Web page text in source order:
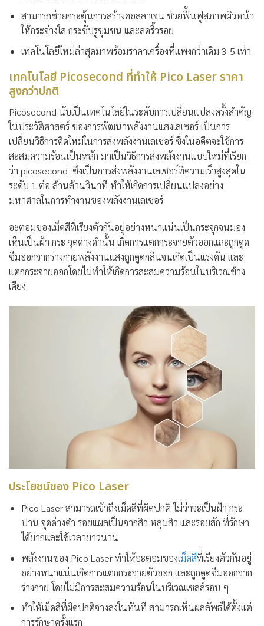
สามารถช่วยกระตุ้นการสร้างคอลลาเจน ช่วยฟื้นฟูสภาพผิวหน้า
ให้กระจ่างใส กระชับรูขุมขน และลดริ้วรอย
เทคโนโลยีใหม่ล่าสุดมาพร้อมราคาเครื่องที่แพงกว่าเดิม 3-5 เท่า
เทคโนโลยี Picosecond ที่ทำให้ Pico Laser ราคา
สูงกว่าปกติ
Picosecond นับเป็นเทคโนโลยีในระดับการเปลี่ยนแปลงครั้งสำคัญ
ในประวัติศาสตร์ ของการพัฒนาพลังงานแสงเลเซอร์ เป็นการ
เปลี่ยนวิธีการคิดใหม่ในการส่งพลังงานเลเซอร์ ซึ่งในอดีตจะใช้การ
สะสมความร้อนเป็นหลัก มาเป็นวิธีการส่งพลังงานแบบใหม่ที่เรียก
ว่า picosecond ซึ่งเป็นการส่งพลังงานเลเซอร์ที่ความเร็วสูงสุดใน
ระดับ 1 ต่อ ล้านล้านวินาที ทำให้เกิดการเปลี่ยนแปลงอย่าง
มหาศาลในการทำงานของพลังงานเลเซอร์
อะตอมของเม็ดสีที่เรียงตัวกันอยู่อย่างหนาแน่นเป็นกระจุกจนมอง
เห็นเป็นฝ้า กระ จุดด่างดำนั้น เกิดการแตกกระจายตัวออกและถูกดูด
ซึมออกจากร่างกายพลังงานแสงถูกดูดกลืนจนเกิดเป็นแรงดัน และ
แตกกระจายออกโดยไม่ทำให้เกิดการสะสมความร้อนในบริเวณข้าง
เคียง
ประโยชน์ของ Pico Laser
Pico Laser สามารถเข้าถึงเม็ดสีที่ผิดปกติ ไม่ว่าจะเป็นฝ้า กระ
ปาน จุดด่างดำ รอยแผลเป็นจากสิว หลุมสิว และรอยสัก ที่รักษา
ได้ยากและใช้เวลายาวนาน
พลังงานของ Pico Laser ทำให้อะตอมของเม็ดสีที่เรียงตัวกันอยู่
อย่างหนาแน่นเกิดการแตกกระจายตัวออก และถูกดูดซึมออกจาก
ร่างกาย โดยไม่มีการสะสมความร้อนในบริเวณเซลล์รอบ ๆ
ทำให้เม็ดสีที่ผิดปกติจางลงในทันที สามารถเห็นผลลัพธ์ได้ตั้งแต่
การรักษาครั้งแรก